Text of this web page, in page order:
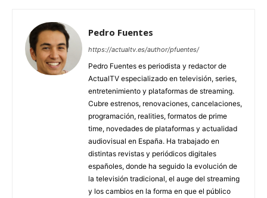
Pedro Fuentes
https://actualtv.es/author/pfuentes/
Pedro Fuentes es periodista y redactor de
ActualTV especializado en televisión, series,
entretenimiento y plataformas de streaming.
Cubre estrenos, renovaciones, cancelaciones,
programación, realities, formatos de prime
time, novedades de plataformas y actualidad
audiovisual en España. Ha trabajado en
distintas revistas y periódicos digitales
españoles, donde ha seguido la evolución de
la televisión tradicional, el auge del streaming
y los cambios en la forma en que el público